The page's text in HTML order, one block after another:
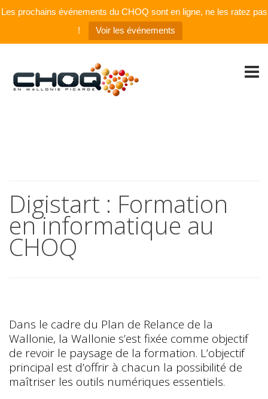
Les prochains événements du CHOQ sont en ligne, ne les ratez pas
!
Voir les événements
Digistart : Formation
en informatique au
CHOQ
Dans le cadre du Plan de Relance de la
Wallonie, la Wallonie s’est fixée comme objectif
de revoir le paysage de la formation. L’objectif
principal est d’offrir à chacun la possibilité de
maîtriser les outils numériques essentiels.